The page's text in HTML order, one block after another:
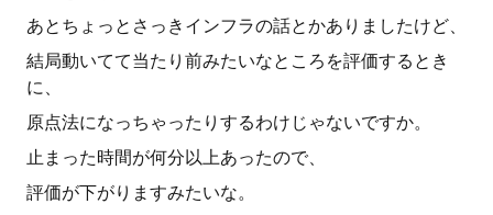
あとちょっとさっきインフラの話とかありましたけど、
結局動いてて当たり前みたいなところを評価するとき
に、
原点法になっちゃったりするわけじゃないですか。
止まった時間が何分以上あったので、
評価が下がりますみたいな。